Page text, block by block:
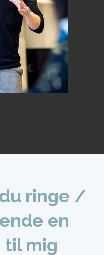
ringe /
en
til mig